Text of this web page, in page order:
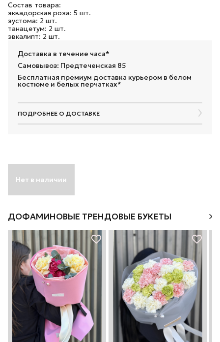
Состав товара:
эквадорская роза: 5 шт.
эустома: 2 шт.
танацетум: 2 шт.
эвкалипт: 2 шт.
Доставка в течение часа*
Самовывоз: Предтеченская 85
Бесплатная премиум доставка курьером в белом
костюме и белых перчатках*
ПОДРОБНЕЕ О ДОСТАВКЕ
Нет в наличии
ДОФАМИНОВЫЕ ТРЕНДОВЫЕ БУКЕТЫ